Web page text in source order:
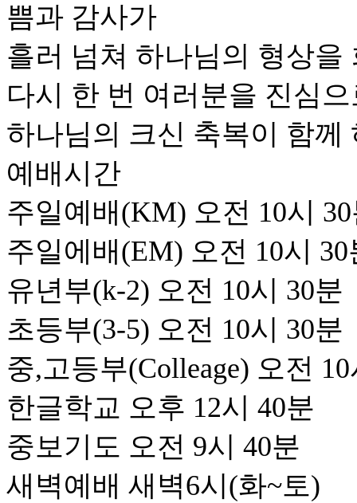
쁨과 감사가
흘러 넘쳐 하나님의 형상
다시 한 번 여러분을 진심
하나님의 크신 축복이 함께
예배시간
주일예배(KM) 오전 10시
주일에배(EM) 오전 10시 30
유년부(k-2) 오전 10시 30분
초등부(3-5) 오전 10시 30분
중,고등부(Colleage) 오전
한글학교 오후 12시 40분
중보기도 오전 9시 40분
새벽예배 새벽6시(화~토)